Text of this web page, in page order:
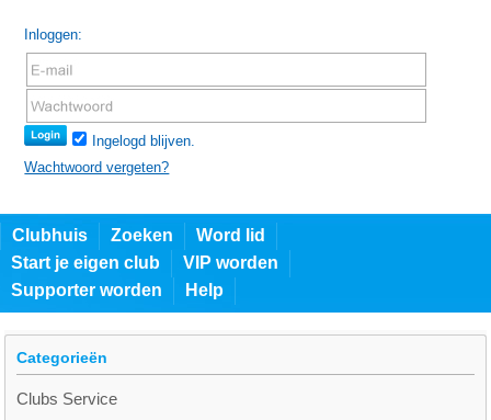
Inloggen:
Ingelogd blijven.
Wachtwoord vergeten?
Clubhuis Zoeken
Word lid
Start je eigen club
VIP worden
Supporter worden
Help
Categorieën
Clubs Service